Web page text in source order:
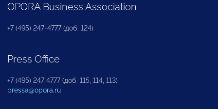
OPORA Business Association
+7 (495) 247-4777 (доб. 124)
Press Office
+7 (495) 247 4777 (доб. 115, 114, 113)
pressa@opora.ru